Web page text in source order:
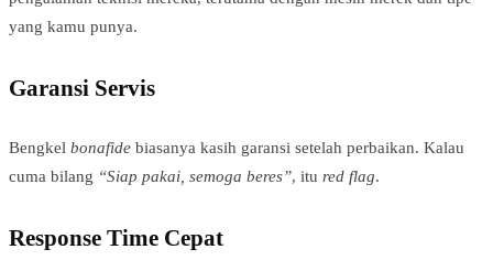
yang kamu punya.
Garansi Servis
Bengkel bonafide biasanya kasih garansi setelah perbaikan. Kalau
cuma bilang “Siap pakai, semoga beres”, itu red flag.
Response Time Cepat